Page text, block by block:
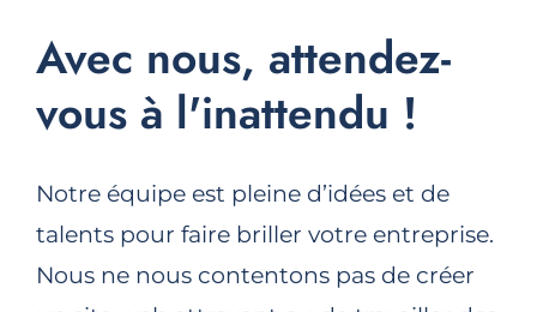
Avec nous, attendez-
vous à l'inattendu !
Notre équipe est pleine d’idées et de
talents pour faire briller votre entreprise.
Nous ne nous contentons pas de créer